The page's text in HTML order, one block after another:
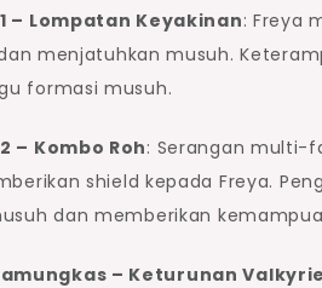
– Lompatan Keyakinan: Freya
menjatuhkan musuh.
formasi musuh.
– Kombo Roh: Serangan multi-
shield kepada Freya.
dan memberikan
– Keturunan Valkyrie